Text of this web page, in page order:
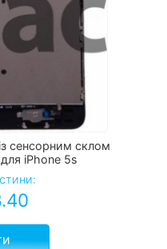
сенсорним склом
iPhone 5s